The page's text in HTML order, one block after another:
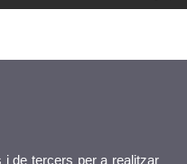
i de tercers per a realitzar